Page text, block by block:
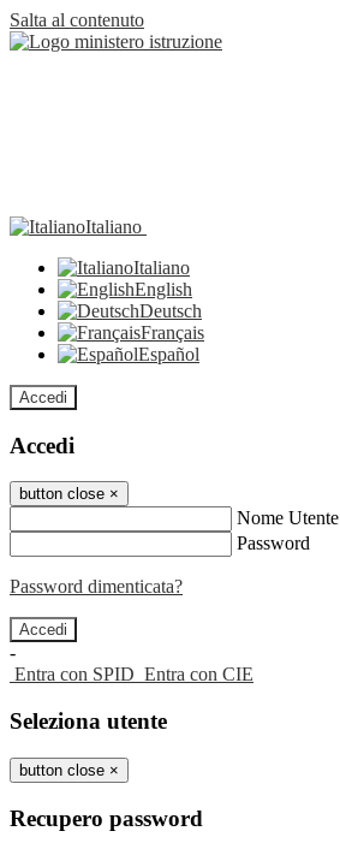
Salta al contenuto
Italiano
Italiano
English
Deutsch
Français
Español
Accedi
Accedi
button close ×
Nome Utente
Password
Password dimenticata?
-
Entra con SPID Entra con CIE
Seleziona utente
button close ×
Recupero password